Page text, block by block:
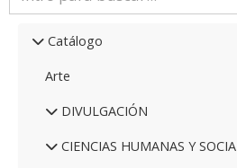
Catálogo
Arte
DIVULGACIÓN
CIENCIAS HUMANAS Y